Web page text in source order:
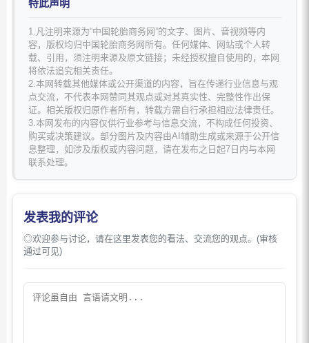
特此声明
1.凡注明来源为“中国轮胎商务网”的文字、图片、音视频等内
容，版权均归中国轮胎商务网所有。任何媒体、网站或个人转
载、引用，须注明来源及原文链接；未经授权擅自使用的，本网
将依法追究相关责任。
2.本网转载其他媒体或公开渠道的内容，旨在传递行业信息与观
点交流，不代表本网赞同其观点或对其真实性、完整性作出保
证。相关版权归原作者所有，转载方需自行承担相应法律责任。
3.本网发布的内容仅供行业参考与信息交流，不构成任何投资、
购买或决策建议。部分图片及内容由AI辅助生成或来源于公开信
息整理，如涉及版权或内容问题，请在发布之日起7日内与本网
联系处理。
发表我的评论
◎欢迎参与讨论，请在这里发表您的看法、交流您的观点。(审核
通过可见)